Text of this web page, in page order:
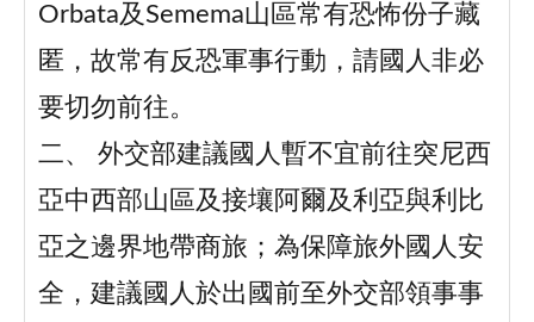
Orbata及Semema山區常有恐怖份子藏
匿，故常有反恐軍事行動，請國人非必
要切勿前往。
二、 外交部建議國人暫不宜前往突尼西
亞中西部山區及接壤阿爾及利亞與利比
亞之邊界地帶商旅；為保障旅外國人安
全，建議國人於出國前至外交部領事事